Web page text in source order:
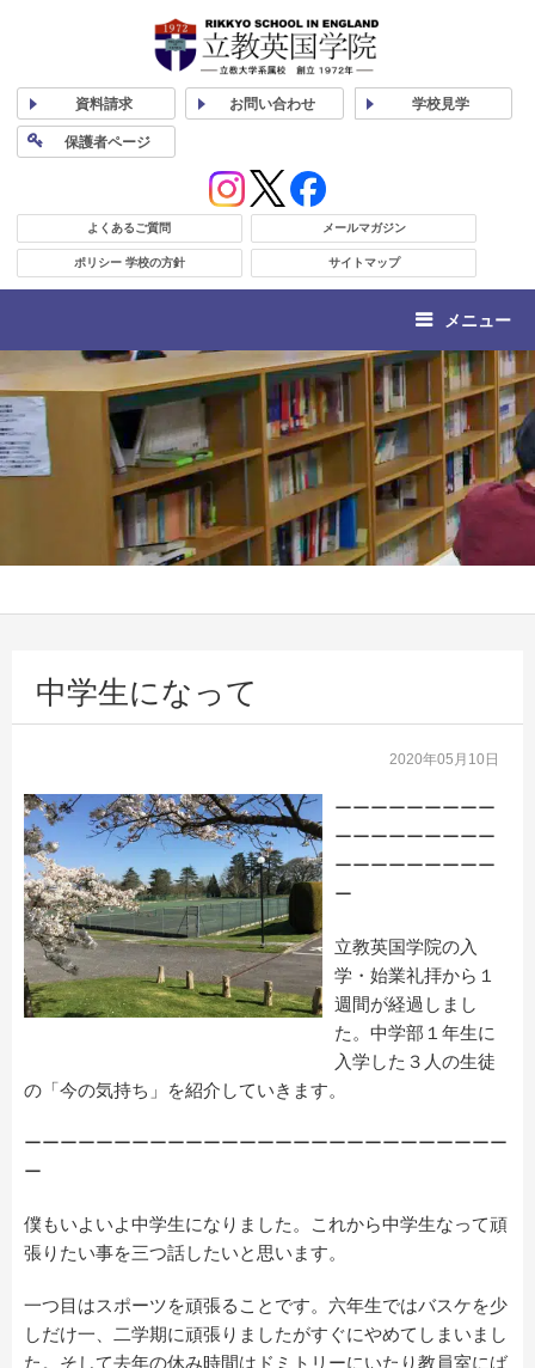
資料請求 お問い合わせ 学校見学
保護者ページ
よくあるご質問 メールマガジン
ポリシー 学校の方針 サイトマップ
メニュー
中学生になって
2020年05月10日
ーーーーーーーーー
ーーーーーーーーー
ーーーーーーーーー
ー
立教英国学院の入
学・始業礼拝から１
週間が経過しまし
た。中学部１年生に
入学した３人の生徒
の「今の気持ち」を紹介していきます。
ーーーーーーーーーーーーーーーーーーーーーーーーーーー
ー
僕もいよいよ中学生になりました。これから中学生なって頑
張りたい事を三つ話したいと思います。
一つ目はスポーツを頑張ることです。六年生ではバスケを少
しだけ一、二学期に頑張りましたがすぐにやめてしまいまし
た。そして去年の休み時間はドミトリーにいたり教員室にば